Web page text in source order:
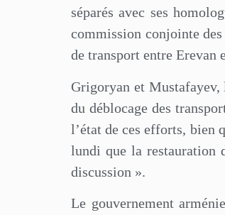
séparés avec ses
commission conjointe
de transport entre Erevan
Grigoryan et
du déblocage des
l’état de ces efforts, bien
lundi que la restauration
discussion ».
Le gouvernement